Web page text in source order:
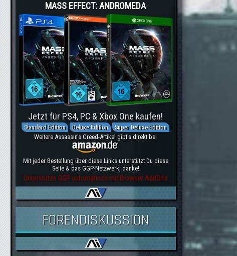
MASS EFFECT: ANDROMEDA
Jetzt für PS4, PC & Xbox One kaufen!
Standard Edition Deluxe Edition
Super Deluxe Edition
Weitere Assassin's Creed-Artikel gibt's direkt bei
Mit jeder Bestellung über diese Links unterstützt Du diese
Seite & das GGP-Netzwerk, danke!
Unterstütze GGP automatisch mit Browser AddOn's
FORENDISKUSSION